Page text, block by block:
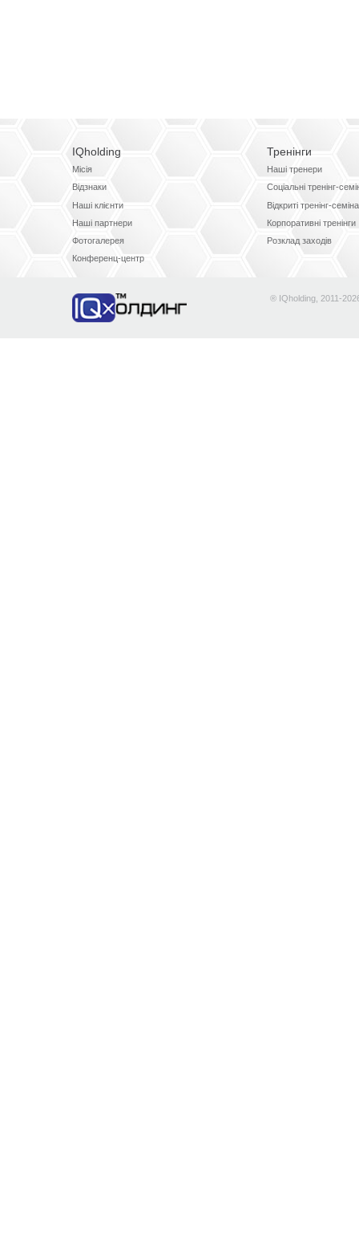
IQholding
Місія
Відзнаки
Наші клієнти
Наші партнери
Фотогалерея
Конференц-центр
Тренінги
Наші тренери
Соціальні тренінг-
Відкриті тренінг-
Корпоративні тренінги
Розклад заходів
® IQholding, 2011-